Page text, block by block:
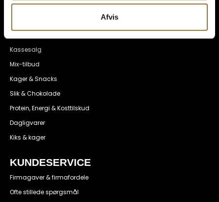
Afvis
Sukkerfri
Kassesalg
Mix-tilbud
Kager & Snacks
Slik & Chokolade
Protein, Energi & Kosttilskud
Dagligvarer
Kiks & kager
KUNDESERVICE
Firmagaver & firmafordele
Ofte stillede spørgsmål